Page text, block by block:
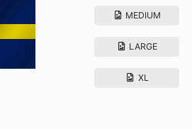
MEDIUM
LARGE
XL